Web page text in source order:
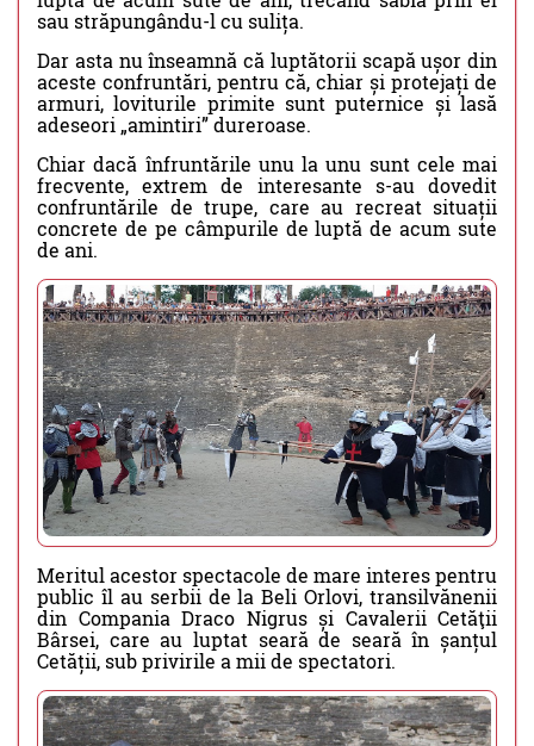
sau străpungându-l cu sulița.
Dar asta nu înseamnă că luptătorii scapă ușor din
aceste confruntări, pentru că, chiar și protejați de
armuri, loviturile primite sunt puternice și lasă
adeseori „amintiri” dureroase.
Chiar dacă înfruntările unu la unu sunt cele mai
frecvente, extrem de interesante s-au dovedit
confruntările de trupe, care au recreat situații
concrete de pe câmpurile de luptă de acum sute
de ani.
Meritul acestor spectacole de mare interes pentru
public îl au serbii de la Beli Orlovi, transilvănenii
din Compania Draco Nigrus și Cavalerii Cetăţii
Bârsei, care au luptat seară de seară în șanțul
Cetății, sub privirile a mii de spectatori.